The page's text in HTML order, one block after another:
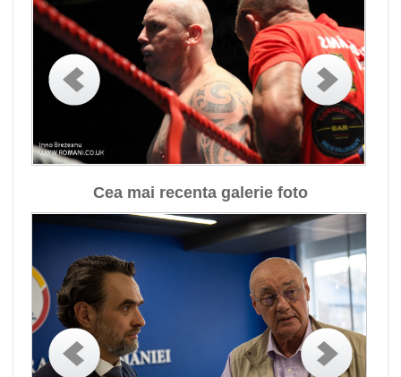
Cea mai recenta galerie foto